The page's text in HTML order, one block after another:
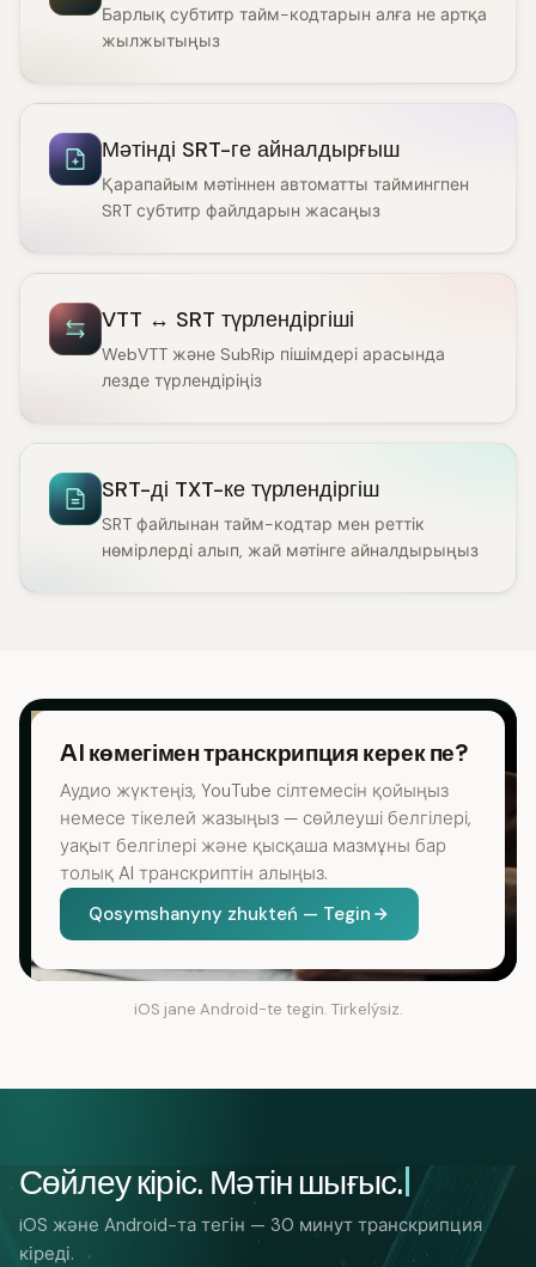
Барлық субтитр тайм-кодтарын алға не артқа
жылжытыңыз
Мәтінді SRT-ге айналдырғыш
Қарапайым мәтіннен автоматты таймингпен
SRT субтитр файлдарын жасаңыз
VTT ↔ SRT түрлендіргіші
WebVTT және SubRip пішімдері арасында
лезде түрлендіріңіз
SRT-ді TXT-ке түрлендіргіш
SRT файлынан тайм-кодтар мен реттік
нөмірлерді алып, жай мәтінге айналдырыңыз
AI көмегімен транскрипция керек пе?
Аудио жүктеңіз, YouTube сілтемесін қойыңыз
немесе тікелей жазыңыз — сөйлеуші белгілері,
уақыт белгілері және қысқаша мазмұны бар
толық AI транскриптін алыңыз.
Qosymshanyny zhukteń — Tegin
iOS jane Android-te tegin. Tirkelýsiz.
Сөйлеу кіріс. Мәтін шығыс.
iOS және Android-та тегін — 30 минут транскрипция
кіреді.